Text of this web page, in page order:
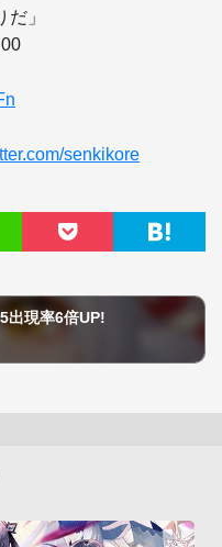
」
senkikore
出現率6倍UP!